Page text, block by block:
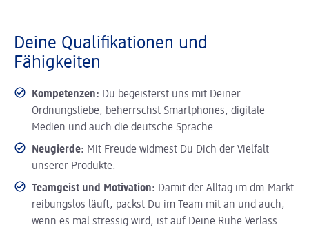
Deine Qualifikationen und
Fähigkeiten
Kompetenzen: Du begeisterst uns mit Deiner
Ordnungsliebe, beherrschst Smartphones, digitale
Medien und auch die deutsche Sprache.
Neugierde: Mit Freude widmest Du Dich der Vielfalt
unserer Produkte.
Teamgeist und Motivation: Damit der Alltag im dm-Markt
reibungslos läuft, packst Du im Team mit an und auch,
wenn es mal stressig wird, ist auf Deine Ruhe Verlass.